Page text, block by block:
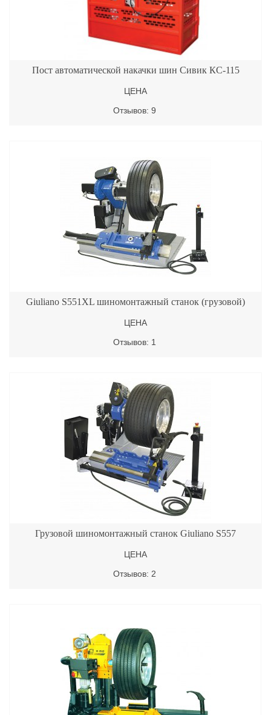
Пост автоматической накачки шин Сивик КС-115
ЦЕНА
Отзывов: 9
Giuliano S551XL шиномонтажный станок (грузовой)
ЦЕНА
Отзывов: 1
Грузовой шиномонтажный станок Giuliano S557
ЦЕНА
Отзывов: 2